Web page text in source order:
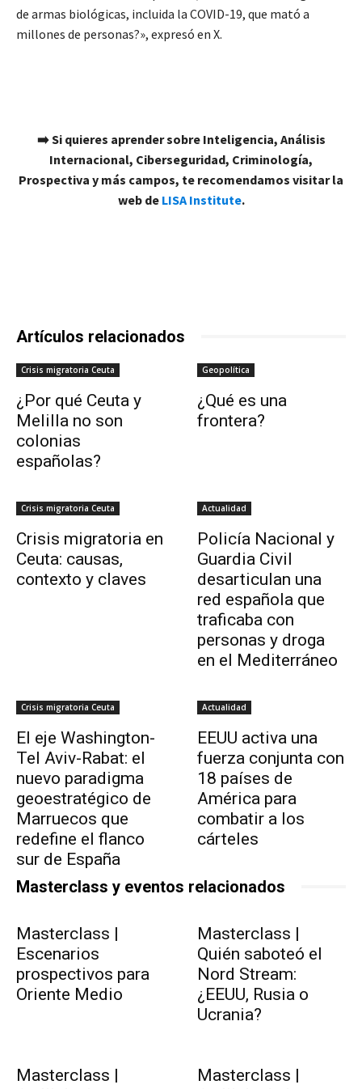
de armas biológicas, incluida la COVID-19, que mató a
millones de personas?», expresó en X.
➡️ Si quieres aprender sobre Inteligencia, Análisis
Internacional, Ciberseguridad, Criminología,
Prospectiva y más campos, te recomendamos visitar la
web de LISA Institute.
Artículos relacionados
Crisis migratoria Ceuta
¿Por qué Ceuta y
Melilla no son
colonias
españolas?
Geopolítica
¿Qué es una
frontera?
Crisis migratoria Ceuta
Crisis migratoria en
Ceuta: causas,
contexto y claves
Actualidad
Policía Nacional y
Guardia Civil
desarticulan una
red española que
traficaba con
personas y droga
en el Mediterráneo
Crisis migratoria Ceuta
El eje Washington-
Tel Aviv-Rabat: el
nuevo paradigma
geoestratégico de
Marruecos que
redefine el flanco
sur de España
Actualidad
EEUU activa una
fuerza conjunta con
18 países de
América para
combatir a los
cárteles
Masterclass y eventos relacionados
Masterclass |
Escenarios
prospectivos para
Oriente Medio
Masterclass |
Quién saboteó el
Nord Stream:
¿EEUU, Rusia o
Ucrania?
Masterclass |
Masterclass |